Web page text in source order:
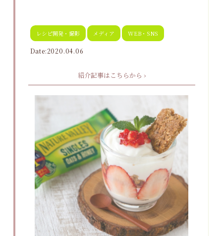
レシピ開発・撮影 メディア WEB・SNS
Date:2020.04.06
紹介記事はこちらから ›